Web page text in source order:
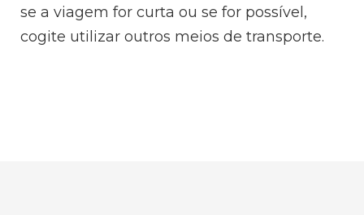
se a viagem for curta ou se for possível,
cogite utilizar outros meios de transporte.